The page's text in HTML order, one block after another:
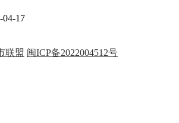
04-17
联盟 闽ICP备2022004512号